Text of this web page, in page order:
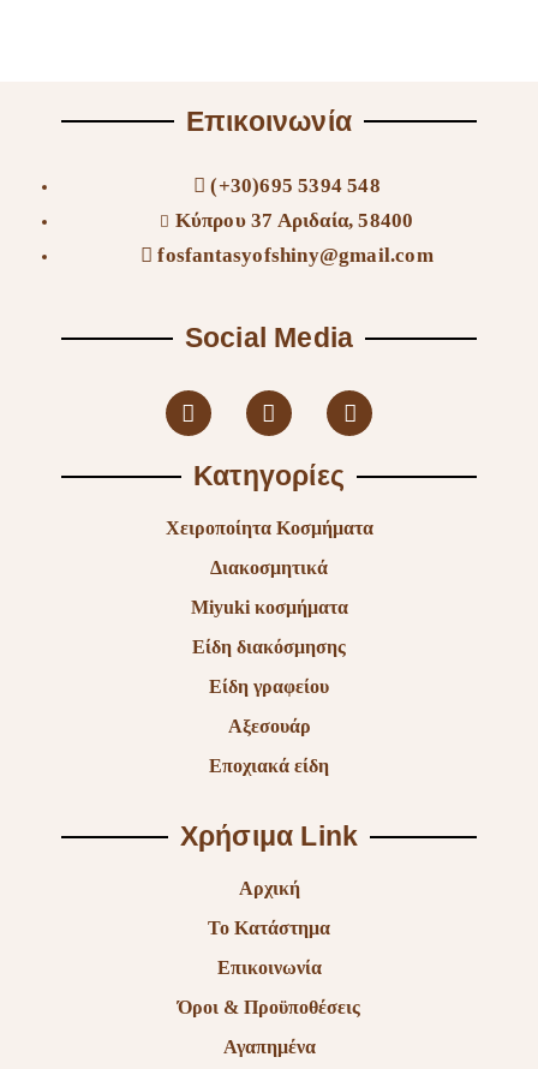
Επικοινωνία
(+30)695 5394 548
Κύπρου 37 Αριδαία, 58400
fosfantasyofshiny@gmail.com
Social Media
Κατηγορίες
Χειροποίητα Κοσμήματα
Διακοσμητικά
Miyuki κοσμήματα
Είδη διακόσμησης
Είδη γραφείου
Αξεσουάρ
Εποχιακά είδη
Χρήσιμα Link
Αρχική
Το Κατάστημα
Επικοινωνία
Όροι & Προϋποθέσεις
Αγαπημένα